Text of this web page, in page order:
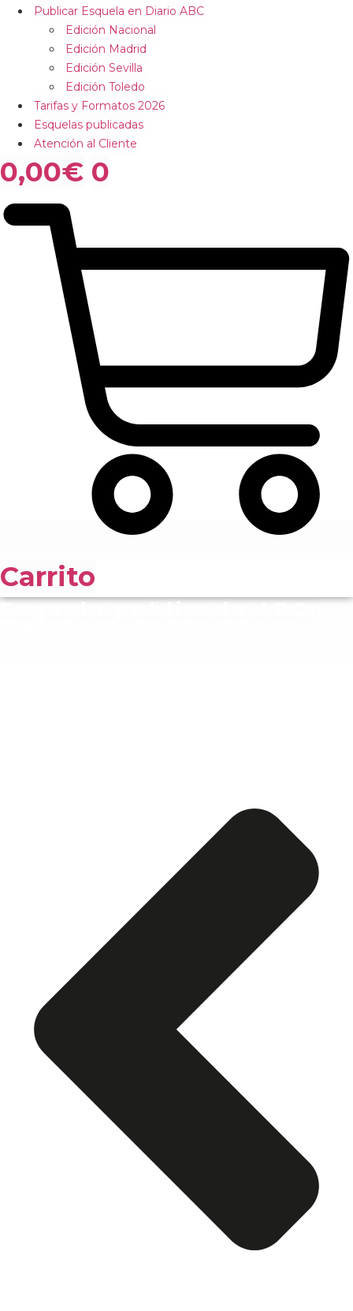
Publicar Esquela en Diario ABC
Edición Nacional
Edición Madrid
Edición Sevilla
Edición Toledo
Tarifas y Formatos 2026
Esquelas publicadas
Atención al Cliente
0,00€ 0
Carrito